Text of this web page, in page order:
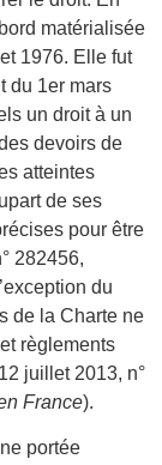
matérialisée
1976. Elle fut
du 1er mars
un droit à un
devoirs de
atteintes
de ses
pour être
282456,
du
de la Charte ne
règlements
juillet 2013, n°
France).
portée